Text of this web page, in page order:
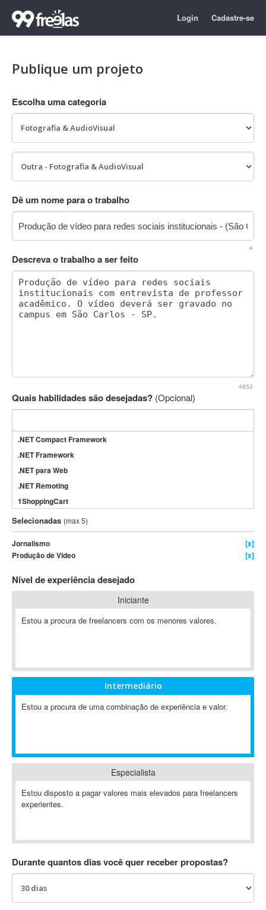
Login Cadastre-se
Publique um projeto
Escolha uma categoria
Dê um nome para o trabalho
4
Descreva o trabalho a ser feito
4853
Quais habilidades são desejadas? (Opcional)
.NET Compact Framework
.NET Framework
.NET para Web
.NET Remoting
1ShoppingCart
3DS Max
3GSM
4D Dimension
802.11
A&P
A-GPS
A2Billing
AAUS Scientific Diver
Abaqus
ABIS
Ableton Push
Abstract
Abstract Window Toolkit (AWT)
Absynth
AC3
AccountMate
ACDSee
ACID Pro
Selecionadas (max 5)
Jornalismo
[x]
Produção de Video
[x]
Nível de experiência desejado
Iniciante
Estou a procura de freelancers com os menores valores.
Intermediário
Estou a procura de uma combinação de experiência e valor.
Especialista
Estou disposto a pagar valores mais elevados para freelancers
experientes.
Durante quantos dias você quer receber propostas?